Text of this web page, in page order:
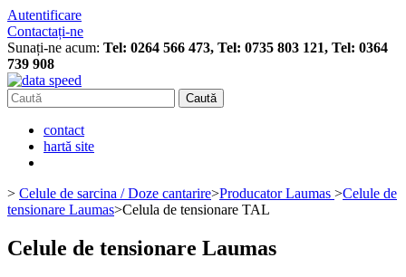
Autentificare
Contactați-ne
Sunați-ne acum: Tel: 0264 566 473, Tel: 0735 803 121, Tel: 0364
739 908
Caută
contact
hartă site
> Celule de sarcina / Doze cantarire>Producator Laumas >Celule de
tensionare Laumas>Celula de tensionare TAL
Celule de tensionare Laumas